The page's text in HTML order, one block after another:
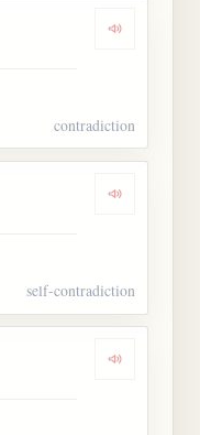
Dengarkan
contradiction
Dengarkan
self-contradiction
Dengarkan